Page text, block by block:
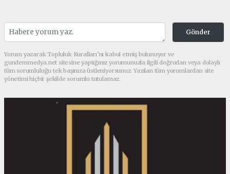
Gönder
Yorum yazarak Topluluk Kuralları’nı kabul etmiş bulunuyor ve
gundemmedya.net sitesine yaptığınız yorumunuzla ilgili doğrudan veya dolaylı
tüm sorumluluğu tek başınıza üstleniyorsunuz. Yazılan tüm yorumlardan site
yönetimi hiçbir şekilde sorumlu tutulamaz.